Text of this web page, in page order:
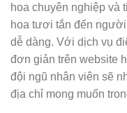
hoa chuyên nghiệp và
hoa tươi tắn đến
dễ dàng. Với dịch vụ
đơn giản trên website
đội ngũ nhân viên sẽ
địa chỉ mong muốn